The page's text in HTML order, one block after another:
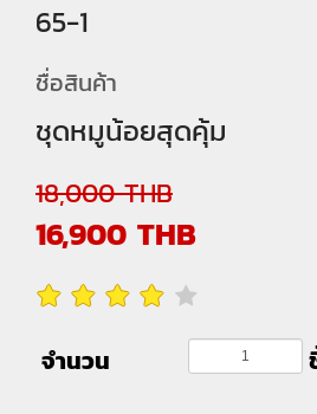
65-1
ชื่อสินค้า
ชุดหมูน้อยสุดคุ้ม
18,000THB
16,900 THB
จำนวน